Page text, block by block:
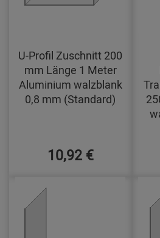
U-Profil Zuschnitt 200
mm Länge 1 Meter
Aluminium walzblank
0,8 mm (Standard)
10,92 €